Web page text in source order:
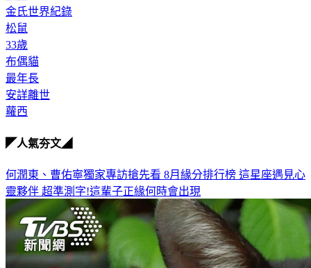
金氏世界紀錄
松鼠
33歲
布偶貓
最年長
安詳離世
蘿西
◤人氣夯文◢
何潤東、曹佑寧獨家專訪搶先看 8月緣分排行榜 這星座遇見心
靈夥伴 超準測字!這輩子正緣何時會出現